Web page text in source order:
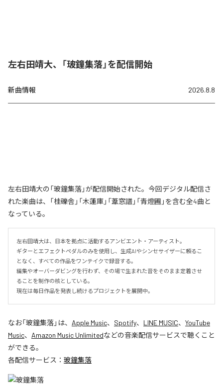
左右田靖大、「玻鐘集落」を配信開始
新曲情報 2026.8.8
左右田靖大の「玻鐘集落」が配信開始された。今回デジタル配信さ
れた楽曲は、「桂礫舎」「木蓮庫」「葦窓譜」「青燈圃」を含む全4曲と
なっている。
左右田靖大は、日本を拠点に活動するアンビエント・アーティスト。
ギターとエフェクトペダルのみを使用し、生成AIやシンセサイザーに頼るこ
となく、すべての作品をワンテイクで録音する。
編集やオーバーダビングを行わず、その場で生まれた音をそのまま定着させ
ることを制作の核としている。
現在は毎日作品を発表し続けるプロジェクトを展開中。
なお「玻鐘集落」は、 Apple Music、 Spotify、 LINE MUSIC、 YouTube
Music、 Amazon Music Unlimitedなどの音楽配信サービスで聴くこと
ができる。
各配信サービス： 玻鐘集落